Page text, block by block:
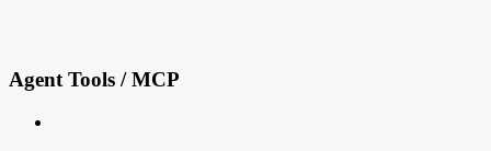
Agent Tools / MCP